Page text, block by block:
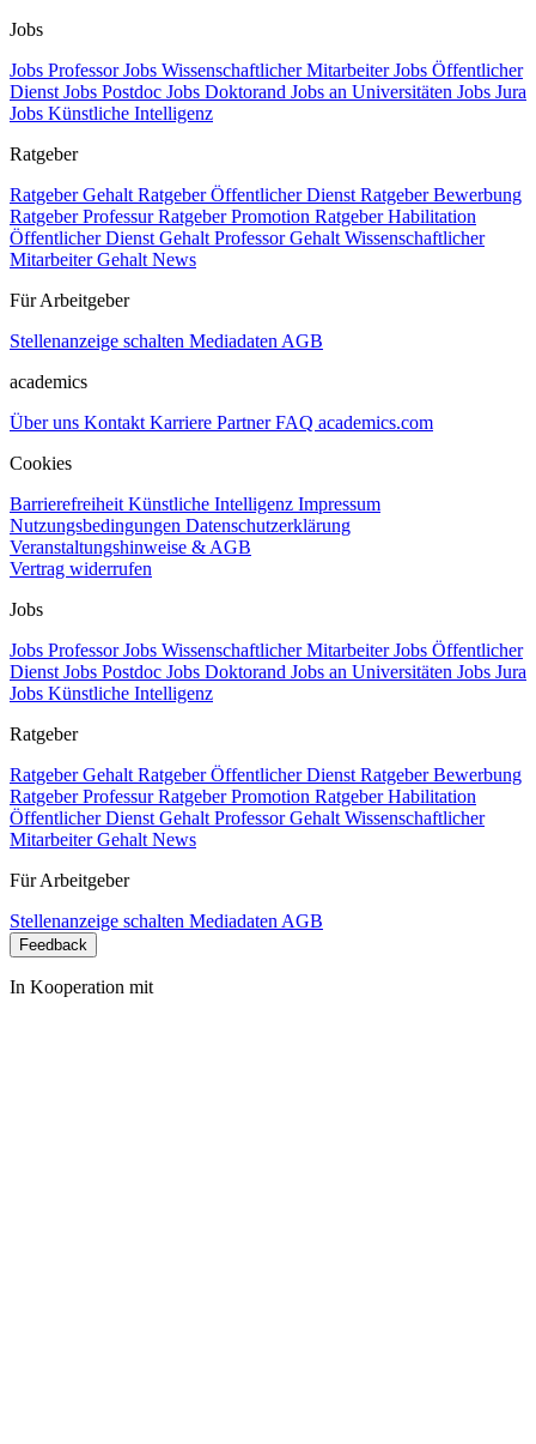
Jobs
Jobs ProfessorJobs Wissenschaftlicher MitarbeiterJobs Öffentlicher
Dienst Jobs Postdoc Jobs Doktorand Jobs an Universitäten Jobs Jura
Jobs Künstliche Intelligenz
Ratgeber
Ratgeber Gehalt Ratgeber Öffentlicher Dienst Ratgeber Bewerbung
Ratgeber ProfessurRatgeber Promotion Ratgeber Habilitation
Öffentlicher Dienst Gehalt Professor Gehalt Wissenschaftlicher
Mitarbeiter Gehalt News
Für Arbeitgeber
Stellenanzeige schalten Mediadaten AGB
academics
Über uns Kontakt Karriere PartnerFAQ academics.com
Cookies
Barrierefreiheit Künstliche Intelligenz Impressum
Nutzungsbedingungen Datenschutzerklärung
Veranstaltungshinweise & AGB
Vertrag widerrufen
Jobs
Jobs ProfessorJobs Wissenschaftlicher MitarbeiterJobs Öffentlicher
Dienst Jobs Postdoc Jobs Doktorand Jobs an Universitäten Jobs Jura
Jobs Künstliche Intelligenz
Ratgeber
Ratgeber Gehalt Ratgeber Öffentlicher Dienst Ratgeber Bewerbung
Ratgeber ProfessurRatgeber Promotion Ratgeber Habilitation
Öffentlicher Dienst Gehalt Professor Gehalt Wissenschaftlicher
Mitarbeiter Gehalt News
Für Arbeitgeber
Stellenanzeige schalten Mediadaten AGB
Feedback
In Kooperation mit